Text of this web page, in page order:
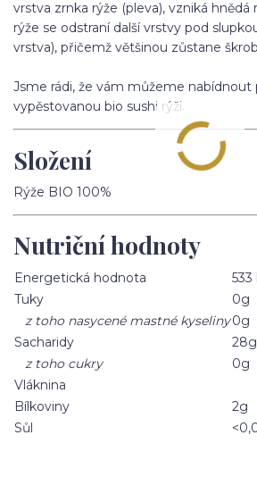
vrstva zrnka rýže (pleva), vzniká hnědá
rýže se odstraní další vrstvy pod
vrstva), přičemž většinou zůstane
Jsme rádi, že vám můžeme nabídnout
vypěstovanou bio sushi rýži.
Složení
Rýže BIO 100%
Nutriční hodnoty
Energetická hodnota
533
Tuky
0g
z toho nasycené mastné kyseliny0g
Sacharidy
28g
z toho cukry
0g
Vláknina
Bílkoviny
2g
Sůl